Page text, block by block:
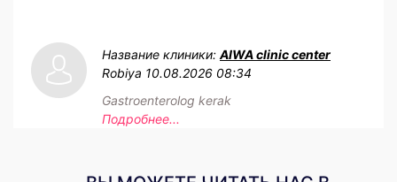
Название клиники: AIWA clinic center
Robiya 10.08.2026 08:34
Gastroenterolog kerak
Подробнее...